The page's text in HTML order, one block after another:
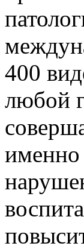
400
любой
именно